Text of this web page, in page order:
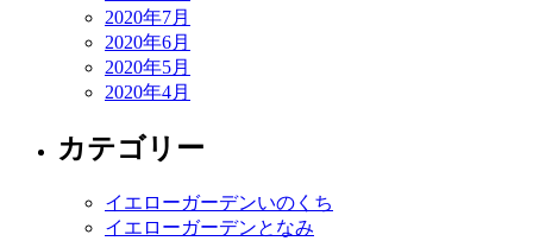
2020年7月
2020年6月
2020年5月
2020年4月
カテゴリー
イエローガーデンいのくち
イエローガーデンとなみ